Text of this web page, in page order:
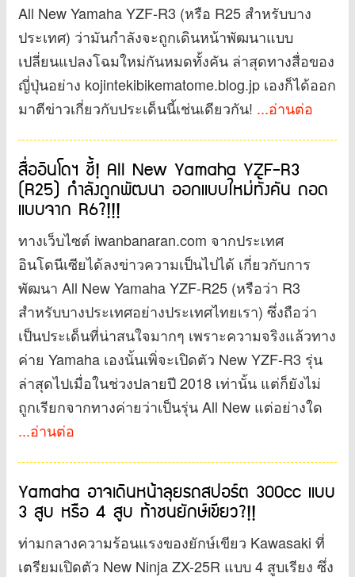
All New Yamaha YZF-R3 (หรือ R25 สำหรับบาง
ประเทศ) ว่ามันกำลังจะถูกเดินหน้าพัฒนาแบบ
เปลี่ยนแปลงโฉมใหม่กันหมดทั้งคัน ล่าสุดทางสื่อของ
ญี่ปุ่นอย่าง kojintekibikematome.blog.jp เองก็ได้ออก
มาตีข่าวเกี่ยวกับประเด็นนี้เช่นเดียวกัน! ...อ่านต่อ
สื่ออินโดฯ ชี้! All New Yamaha YZF-R3
(R25) กำลังถูกพัฒนา ออกแบบใหม่ทั้งคัน ถอด
แบบจาก R6?!!!
ทางเว็บไซต์ iwanbanaran.com จากประเทศ
อินโดนีเซียได้ลงข่าวความเป็นไปได้ เกี่ยวกับการ
พัฒนา All New Yamaha YZF-R25 (หรือว่า R3
สำหรับบางประเทศอย่างประเทศไทยเรา) ซึ่งถือว่า
เป็นประเด็นที่น่าสนใจมากๆ เพราะความจริงแล้วทาง
ค่าย Yamaha เองนั้นเพิ่จะเปิดตัว New YZF-R3 รุ่น
ล่าสุดไปเมื่อในช่วงปลายปี 2018 เท่านั้น แต่ก็ยังไม่
ถูกเรียกจากทางค่ายว่าเป็นรุ่น All New แต่อย่างใด
...อ่านต่อ
Yamaha อาจเดินหน้าลุยรถสปอร์ต 300cc แบบ
3 สูบ หรือ 4 สูบ ท้าชนยักษ์เขียว?!!
ท่ามกลางความร้อนแรงของยักษ์เขียว Kawasaki ที่
เตรียมเปิดตัว New Ninja ZX-25R แบบ 4 สูบเรียง ซึ่ง